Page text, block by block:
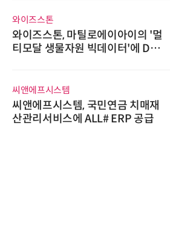
와이즈스톤
와이즈스톤, 마틸로에이아이의 '멀
티모달 생물자원 빅데이터'에 DQ
씨앤에프시스템
씨앤에프시스템, 국민연금 치매재
산관리서비스에 ALL# ERP 공급